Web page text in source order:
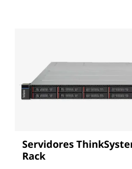
Servidores
Rack